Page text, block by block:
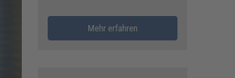
& Arbeitshilfen
HERKERT)
Mehr erfahren